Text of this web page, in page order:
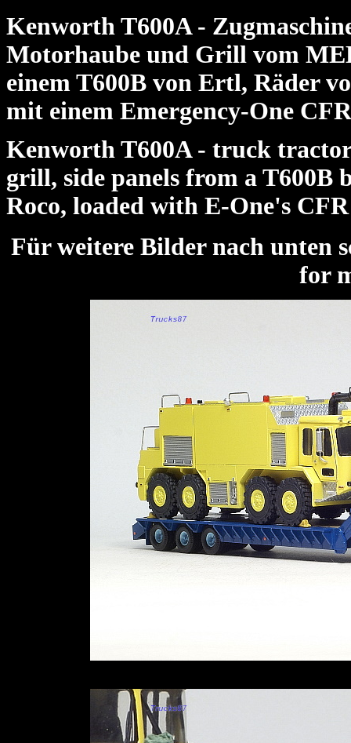
Kenworth T600A -
Motorhaube und Grill vom
einem T600B von Ertl, Räder
mit einem Emergency-One
Kenworth T600A - truck
grill, side panels from a
Roco, loaded with E-One's
Für weitere Bilder nach
for